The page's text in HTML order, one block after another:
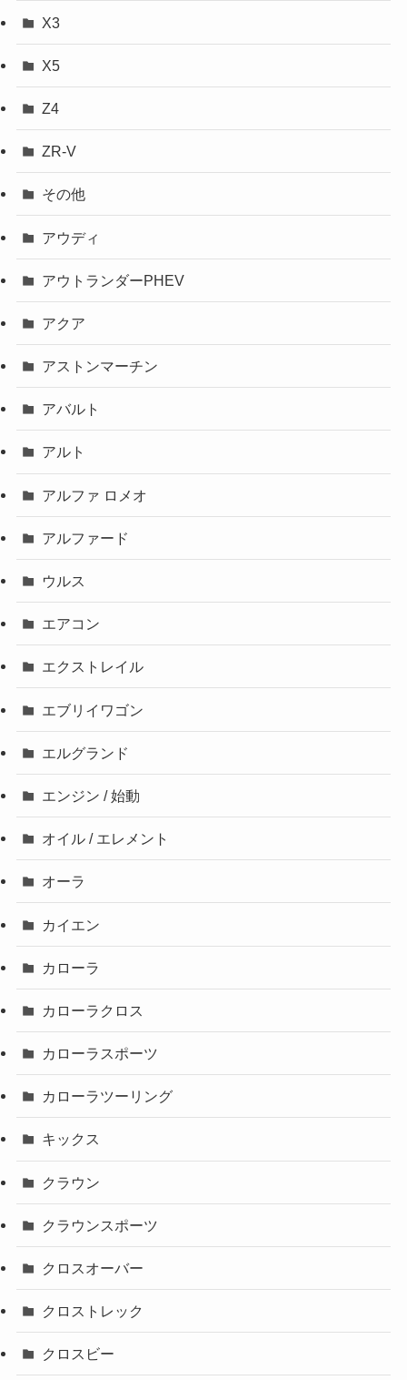
X3
X5
Z4
ZR-V
その他
アウディ
アウトランダーPHEV
アクア
アストンマーチン
アバルト
アルト
アルファ ロメオ
アルファード
ウルス
エアコン
エクストレイル
エブリイワゴン
エルグランド
エンジン / 始動
オイル / エレメント
オーラ
カイエン
カローラ
カローラクロス
カローラスポーツ
カローラツーリング
キックス
クラウン
クラウンスポーツ
クロスオーバー
クロストレック
クロスビー